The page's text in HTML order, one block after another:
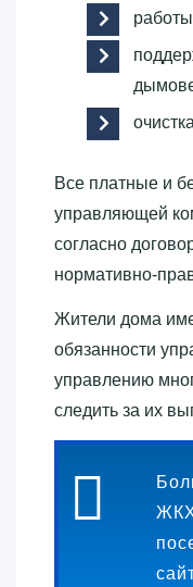
Все платные и
управляющей
согласно
нормативно-
Жители дома
обязанности
управлению
следить за их
ЖКХ